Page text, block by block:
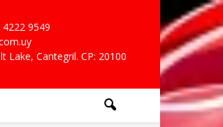
9549
Lake, Cantegril. CP: 20100